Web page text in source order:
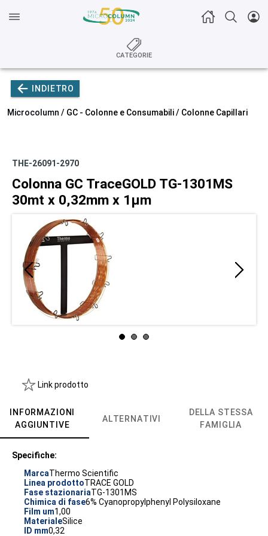
CATEGORIE
INDIETRO
Microcolumn / GC - Colonne e Consumabili/ Colonne Capillari
THE-26091-2970
Colonna GC TraceGOLD TG-1301MS
30mt x 0,32mm x 1µm
Link prodotto
INFORMAZIONI
AGGIUNTIVE
ALTERNATIVI
DELLA STESSA
FAMIGLIA
Specifiche:
MarcaThermo Scientific
Linea prodottoTRACE GOLD
Fase stazionariaTG-1301MS
Chimica di fase6% Cyanopropylphenyl Polysiloxane
Film um1,00
MaterialeSilice
ID mm0,32